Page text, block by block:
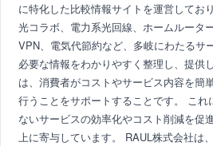
に特化した比較情報サイトを運営してお
光コラボ、電力系光回線、ホームルータ
VPN、電気代節約など、多岐にわたるサ
必要な情報をわかりやすく整理し、提供
は、消費者がコストやサービス内容を簡
行うことをサポートすることです。 こ
ないサービスの効率化やコスト削減を促
上に寄与しています。 RAUL株式会社は